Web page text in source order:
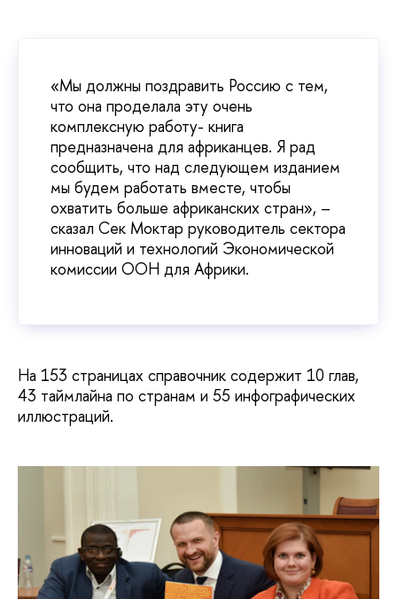
«Мы должны поздравить Россию с тем,
что она проделала эту очень
комплексную работу- книга
предназначена для африканцев. Я рад
сообщить, что над следующем изданием
мы будем работать вместе, чтобы
охватить больше африканских стран», –
сказал Сек Моктар руководитель сектора
инноваций и технологий Экономической
комиссии ООН для Африки.
На 153 страницах справочник содержит 10 глав,
43 таймлайна по странам и 55 инфографических
иллюстраций.